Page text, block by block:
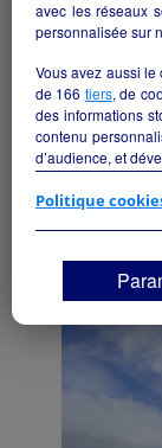
avec les réseaux
personnalisée sur
Vous avez aussi le
de 166 tiers, de
des informations
contenu
d’audience, et
Si vous
vos centres
déposés et lus sur
Vous pouvez
"Continuer sans
moment en
Politique